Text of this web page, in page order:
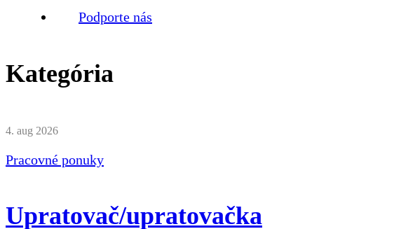
Podporte nás
Kategória
4. aug 2026
Pracovné ponuky
Upratovač/upratovačka